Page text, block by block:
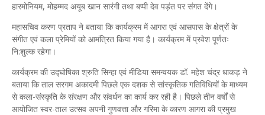
हारमोनियम, मोहम्मद अयूब खान सारंगी तथा बप्पी देव पड़ंत पर संगत देंगे।
महासचिव करण प्रताप ने बताया कि कार्यक्रम में आगरा एवं आसपास के क्षेत्रों के
संगीत एवं कला प्रेमियों को आमंत्रित किया गया है। कार्यक्रम में प्रवेश पूर्णतः
नि:शुल्क रहेगा।
कार्यक्रम की उद्घोषिका श्रुति सिन्हा एवं मीडिया समन्वयक डॉ. महेश चंद्र धाकड़ ने
बताया कि ताल सरगम अकादमी पिछले एक दशक से सांस्कृतिक गतिविधियों के माध्यम
से कला-संस्कृति के संरक्षण और संवर्धन का कार्य कर रही है। पिछले तीन वर्षों से
आयोजित स्वर-ताल उत्सव अपनी गुणवत्ता और गरिमा के कारण आगरा की प्रमुख